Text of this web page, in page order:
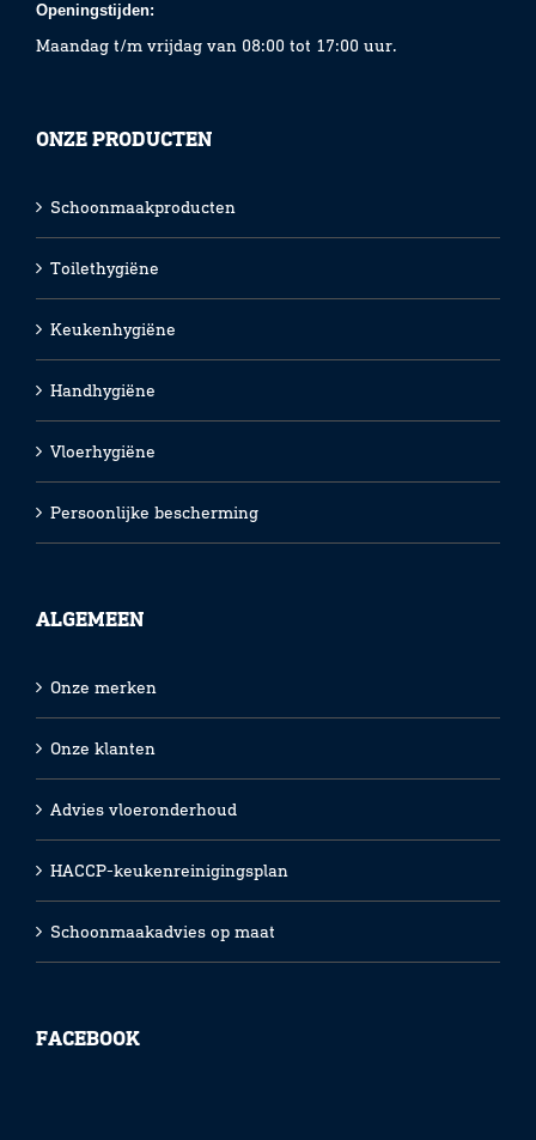
Openingstijden:
Maandag t/m vrijdag van 08:00 tot 17:00 uur.
ONZE PRODUCTEN
Schoonmaakproducten
Toilethygiëne
Keukenhygiëne
Handhygiëne
Vloerhygiëne
Persoonlijke bescherming
ALGEMEEN
Onze merken
Onze klanten
Advies vloeronderhoud
HACCP-keukenreinigingsplan
Schoonmaakadvies op maat
FACEBOOK